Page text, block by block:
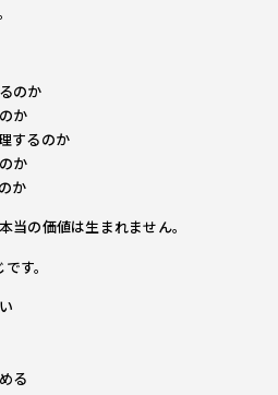
のか
か
するのか
か
か
当の価値は生まれません。
す。
る